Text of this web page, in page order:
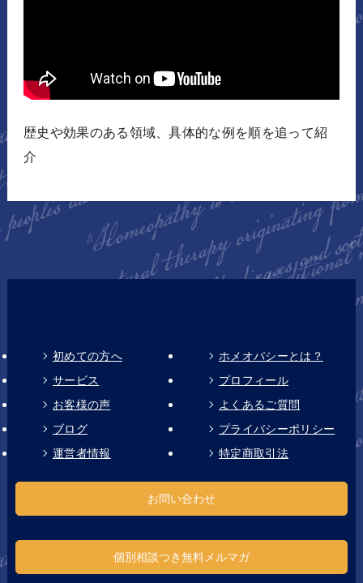
歴史や効果のある領域、具体的な例を順を追って紹
介
初めての方へ
ホメオパシーとは？
サービス
プロフィール
お客様の声
よくあるご質問
ブログ
プライバシーポリシー
運営者情報
特定商取引法
お問い合わせ
個別相談つき無料メルマガ